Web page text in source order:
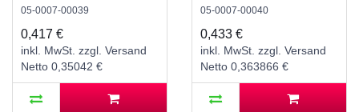
05-0007-00039
0,417 €
inkl. MwSt. zzgl. Versand
Netto 0,35042 €
05-0007-00040
0,433 €
inkl. MwSt. zzgl. Versand
Netto 0,363866 €